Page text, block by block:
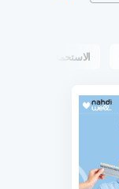
الاستحمام والعناية